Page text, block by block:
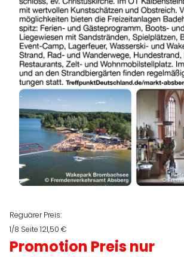
Reguärer Preis:
1/8 Seite 121,50 €
Promotion Preis nur